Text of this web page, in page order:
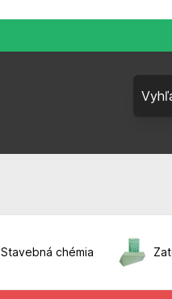
Stavebná chémia